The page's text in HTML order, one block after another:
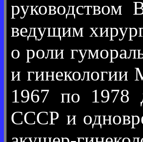
ведущим
о роли
и
1967 по 1978
СССР и